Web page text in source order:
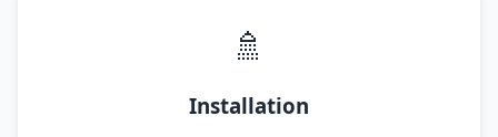
🚿
Installation